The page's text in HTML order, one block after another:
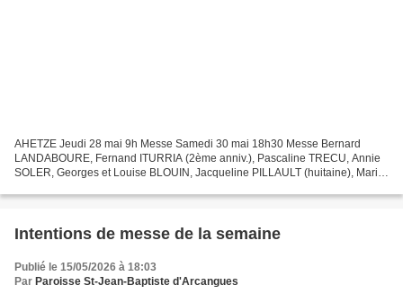
AHETZE Jeudi 28 mai 9h Messe Samedi 30 mai 18h30 Messe Bernard
LANDABOURE, Fernand ITURRIA (2ème anniv.), Pascaline TRECU, Annie
SOLER, Georges et Louise BLOUIN, Jacqueline PILLAULT (huitaine), Marie-
Intentions de messe de la semaine
Publié le 15/05/2026 à 18:03
Par Paroisse St-Jean-Baptiste d'Arcangues